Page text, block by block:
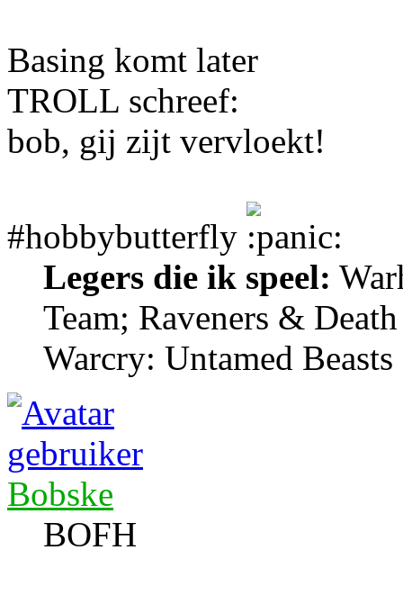
Basing komt later
TROLL schreef:
bob, gij zijt vervloekt!
#hobbybutterfly
Legers die ik speel:
Team; Raveners &
Warcry: Untamed Beasts
Bobske
BOFH